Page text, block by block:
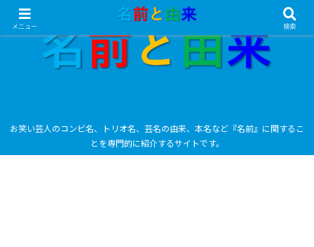
お笑い芸人のコンビ名、トリオ名、芸名の由来、本名など『名前』に関するこ
とを専門的に紹介するサイトです。
メニュー 検索